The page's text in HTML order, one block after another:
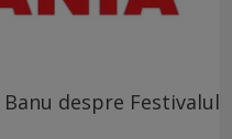
despre Festivalul